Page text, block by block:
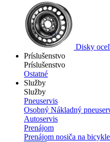
Disky
Príslušenstvo
Príslušenstvo
Ostatné
Služby
Služby
Pneuservis
Osobný Nákladný
Autoservis
Prenájom
Prenájom nosiča na bicykle